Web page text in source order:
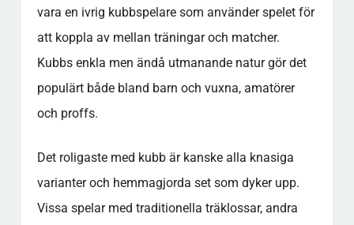
vara en ivrig kubbspelare som använder spelet för
att koppla av mellan träningar och matcher.
Kubbs enkla men ändå utmanande natur gör det
populärt både bland barn och vuxna, amatörer
och proffs.
Det roligaste med kubb är kanske alla knasiga
varianter och hemmagjorda set som dyker upp.
Vissa spelar med traditionella träklossar, andra